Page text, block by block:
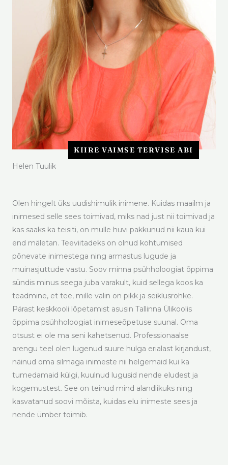
KIIRE VAIMSE TERVISE ABI
Helen Tuulik
Olen hingelt üks uudishimulik inimene. Kuidas maailm ja
inimesed selle sees toimivad, miks nad just nii toimivad ja
kas saaks ka teisiti, on mulle huvi pakkunud nii kaua kui
end mäletan. Teeviitadeks on olnud kohtumised
põnevate inimestega ning armastus lugude ja
muinasjuttude vastu. Soov minna psühholoogiat õppima
sündis minus seega juba varakult, kuid sellega koos ka
teadmine, et tee, mille valin on pikk ja seiklusrohke.
Pärast keskkooli lõpetamist asusin Tallinna Ülikoolis
õppima psühholoogiat inimeseõpetuse suunal. Oma
otsust ei ole ma seni kahetsenud. Professionaalse
arengu teel olen lugenud suure hulga erialast kirjandust,
näinud oma silmaga inimeste nii helgemaid kui ka
tumedamaid külgi, kuulnud lugusid nende eludest ja
kogemustest. See on teinud mind alandlikuks ning
kasvatanud soovi mõista, kuidas elu inimeste sees ja
nende ümber toimib.